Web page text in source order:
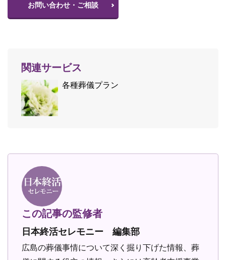
お問い合わせ・ご相談
関連サービス
各種葬儀プラン
この記事の監修者
日本終活セレモニー 編集部
広島の葬儀事情について深く掘り下げた情報、葬